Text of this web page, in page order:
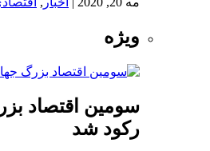
ویژه
سومین اقتصاد
رکود شد